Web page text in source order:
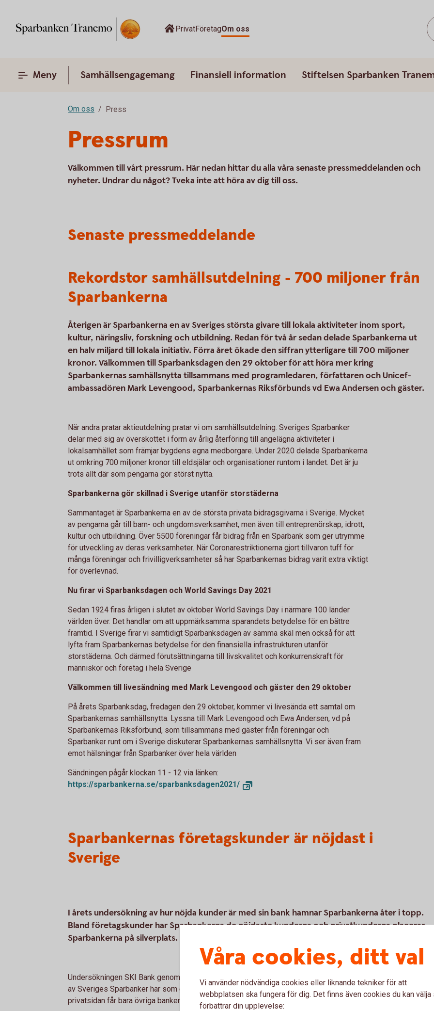
PrivatFöretagOm oss
Meny Samhällsengagemang Finansiell information Stiftelsen Sparbanken
Om oss Press
Pressrum
Välkommen till vårt pressrum. Här nedan hittar du alla våra senaste pressmeddelanden och
nyheter. Undrar du något? Tveka inte att höra av dig till oss.
Senaste pressmeddelande
Rekordstor samhällsutdelning - 700 miljoner från
Sparbankerna
Återigen är Sparbankerna en av Sveriges största givare till lokala aktiviteter inom sport,
kultur, näringsliv, forskning och utbildning. Redan för två år sedan delade Sparbankerna ut
en halv miljard till lokala initiativ. Förra året ökade den siffran ytterligare till 700 miljoner
kronor. Välkommen till Sparbanksdagen den 29 oktober för att höra mer kring
Sparbankernas samhällsnytta tillsammans med programledaren, författaren och Unicef-
ambassadören Mark Levengood, Sparbankernas Riksförbunds vd Ewa Andersen och gäster.
När andra pratar aktieutdelning pratar vi om samhällsutdelning. Sveriges Sparbanker
delar med sig av överskottet i form av årlig återföring till angelägna aktiviteter i
lokalsamhället som främjar bygdens egna medborgare. Under 2020 delade Sparbankerna
ut omkring 700 miljoner kronor till eldsjälar och organisationer runtom i landet. Det är ju
trots allt där som pengarna gör störst nytta.
Sparbankerna gör skillnad i Sverige utanför storstäderna
Sammantaget är Sparbankerna en av de största privata bidragsgivarna i Sverige. Mycket
av pengarna går till barn- och ungdomsverksamhet, men även till entreprenörskap, idrott,
kultur och utbildning. Över 5500 föreningar får bidrag från en Sparbank som ger utrymme
för utveckling av deras verksamheter. När Coronarestriktionerna gjort tillvaron tuff för
många föreningar och frivilligverksamheter så har Sparbankernas bidrag varit extra viktigt
för överlevnad.
Nu firar vi Sparbanksdagen och World Savings Day 2021
Sedan 1924 firas årligen i slutet av oktober World Savings Day i närmare 100 länder
världen över. Det handlar om att uppmärksamma sparandets betydelse för en bättre
framtid. I Sverige firar vi samtidigt Sparbanksdagen av samma skäl men också för att
lyfta fram Sparbankernas betydelse för den finansiella infrastrukturen utanför
storstäderna. Och därmed förutsättningarna till livskvalitet och konkurrenskraft för
människor och företag i hela Sverige
Välkommen till livesändning med Mark Levengood och gäster den 29 oktober
På årets Sparbanksdag, fredagen den 29 oktober, kommer vi livesända ett samtal om
Sparbankernas samhällsnytta. Lyssna till Mark Levengood och Ewa Andersen, vd på
Sparbankernas Riksförbund, som tillsammans med gäster från föreningar och
Sparbanker runt om i Sverige diskuterar Sparbankernas samhällsnytta. Vi ser även fram
emot hälsningar från Sparbanker över hela världen
Sändningen pågår klockan 11 - 12 via länken:
https://sparbankerna.se/sparbanksdagen2021/
Sparbankernas företagskunder är nöjdast i
Sverige
I årets undersökning av hur nöjda kunder är med sin bank hamnar Sparbankerna åter i topp.
Bland företagskunder har Sparbankerna de nöjdaste kunderna och privatkunderna placerar
Sparbankerna på silverplats.
Undersökningen SKI Bank genomförs årligen av Svenskt Kvalitetsindex sedan 1989. 58
av Sveriges Sparbanker har som grupp bland de nöjdaste kunderna även i år. På
privatsidan får bara övriga banker som grupp högre betyg.
Våra cookies, ditt val
Vi använder nödvändiga cookies eller liknande tekniker för att
webbplatsen ska fungera för dig. Det finns även cookies du kan välja
förbättrar din upplevelse: